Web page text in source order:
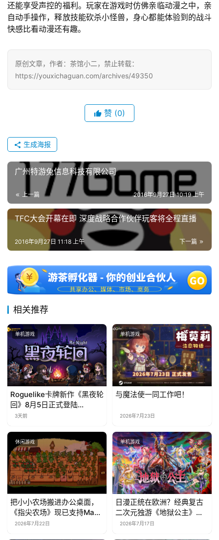
2
0
2
十
三
届
7
月
3
日
茶
对
接
会
上
海
站
文
中
国
)
还能享受声控的福利。玩家在游戏时仿佛亲临动漫之中，亲
自动手操作，释放技能砍杀小怪兽，身心都能体验到的战斗
快感比看动漫还有趣。
原创文章，作者：茶馆小二，禁止转载：
https://youxichaguan.com/archives/49350
赞 (0)
生成海报
广州特游兔信息科技有限公司
上一篇 2016年9月27日 10:19 上午
TFC大会开幕在即 深度战略合作伙伴玩客将全程直播
下一篇
2016年9月27日 11:18 上午
相关推荐
单机游戏
Roguelike卡牌新作《黑夜轮
回》8月5日正式登陆
Steam，首发9折优惠开启
3天前
单机游戏
与魔法使一同工作吧！
2026年7月23日
休闲游戏
把小小农场搬进办公桌面，
《指尖农场》现已支持Mac
系统！
2026年7月22日
单机游戏
日漫正统在欧洲？经典复古
二次元独游《地狱公主》现
已EA上线
2026年7月17日